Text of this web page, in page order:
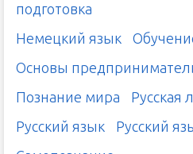
подготовка
Немецкий язык
Основы
Познание мира
Русская
Русский язык
Русский